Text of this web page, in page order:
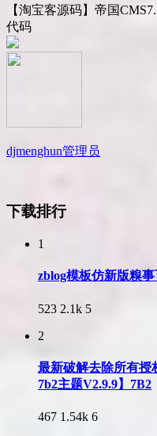
【淘宝客源码】帝国
代码
djmenghun管理员
下载排行
1
zblog模板仿新版糗
523 2.1k 5
2
最新破解去除所有授
7b2主题V2.9.9】7B2
467 1.54k 6